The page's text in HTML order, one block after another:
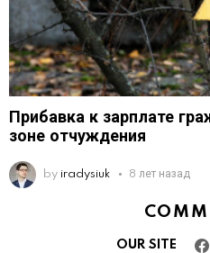
Прибавка к зарплате
зоне отчуждения
by iradysiuk 8 лет назад
OUR SITE